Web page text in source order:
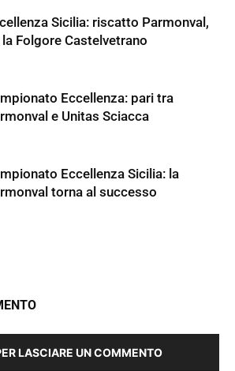
Sicilia: riscatto Parmonval,
la Folgore Castelvetrano
Eccellenza: pari tra
e Unitas Sciacca
Eccellenza Sicilia: la
torna al successo
LASCIARE UN COMMENTO